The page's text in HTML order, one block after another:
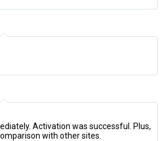
Activation was successful. Plus,
with other sites.